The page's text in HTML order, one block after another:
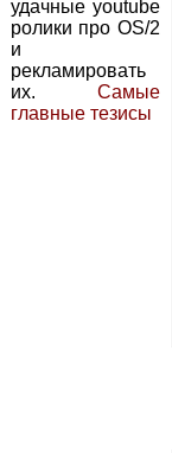
удачные youtube
ролики про OS/2
и
рекламировать
их. Самые
главные тезисы